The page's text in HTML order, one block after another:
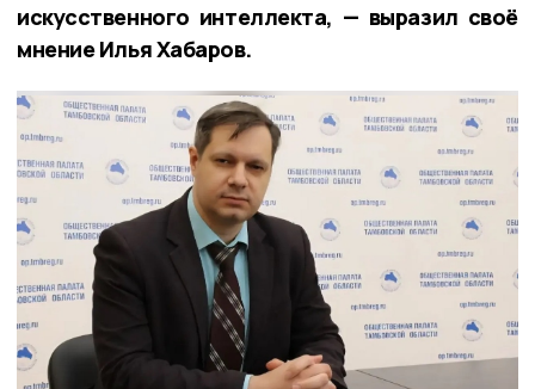
искусственного интеллекта, — выразил своё
мнение Илья Хабаров.